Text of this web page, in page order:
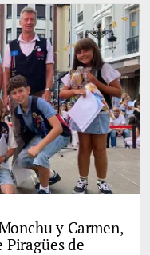
y Carmen,
Piragües de